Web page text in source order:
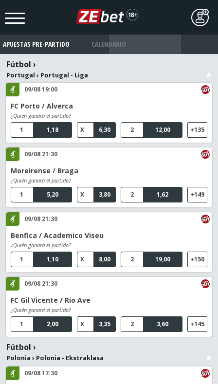
APUESTAS PRE-PARTIDO CALENDARIO
Fútbol ›
Portugal › Portugal - Liga
09/08 19:00
FC Porto / Alverca
¿Quién ganará el partido?
1,18
1 6,30
X 12,00
2 +135
09/08 21:30
Moreirense / Braga
¿Quién ganará el partido?
5,20
1 3,80
X 1,62
2 +149
09/08 21:30
Benfica / Academico Viseu
¿Quién ganará el partido?
1,10
1 8,00
X 19,00
2 +150
09/08 21:30
FC Gil Vicente / Rio Ave
¿Quién ganará el partido?
2,00
1 3,35
X 3,60
2 +145
Fútbol ›
Polonia › Polonia - Ekstraklasa
09/08 17:30